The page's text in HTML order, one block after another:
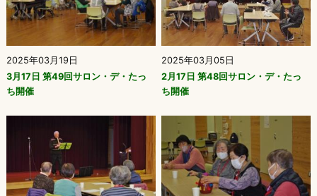
2025年03月19日
3月17日 第49回サロン・デ・たっ
ち開催
2025年03月05日
2月17日 第48回サロン・デ・たっ
ち開催